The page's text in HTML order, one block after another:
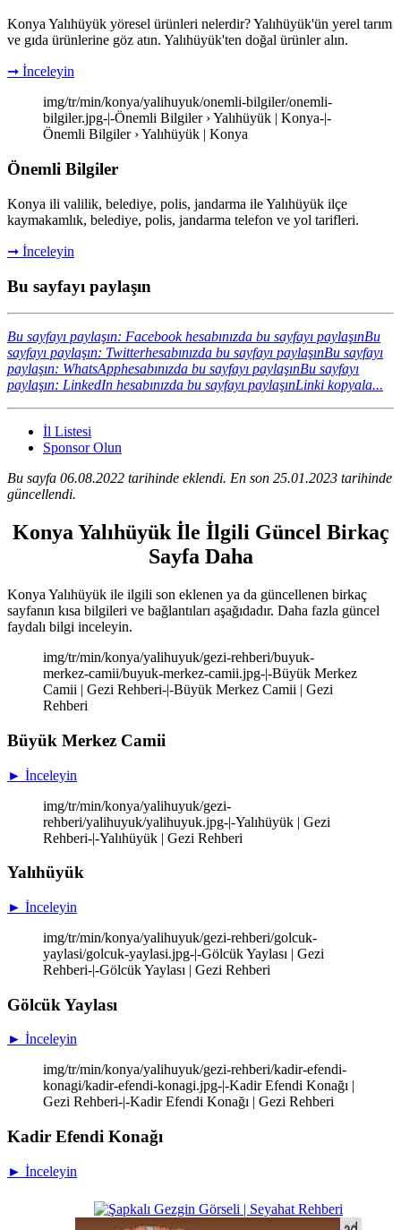
Konya Yalıhüyük yöresel ürünleri nelerdir? Yalıhüyük'ün yerel tarım
ve gıda ürünlerine göz atın. Yalıhüyük'ten doğal ürünler alın.
➞ İnceleyin
img/tr/min/konya/yalihuyuk/onemli-bilgiler/onemli-
bilgiler.jpg-|-Önemli Bilgiler › Yalıhüyük | Konya-|-
Önemli Bilgiler › Yalıhüyük | Konya
Önemli Bilgiler
Konya ili valilik, belediye, polis, jandarma ile Yalıhüyük ilçe
kaymakamlık, belediye, polis, jandarma telefon ve yol tarifleri.
➞ İnceleyin
Bu sayfayı paylaşın
Bu sayfayı paylaşın: Facebook hesabınızda bu sayfayı paylaşınBu
sayfayı paylaşın: Twitterhesabınızda bu sayfayı paylaşınBu sayfayı
paylaşın: WhatsApphesabınızda bu sayfayı paylaşınBu sayfayı
paylaşın: LinkedIn hesabınızda bu sayfayı paylaşınLinki kopyala...
İl Listesi
Sponsor Olun
Bu sayfa 06.08.2022 tarihinde eklendi. En son 25.01.2023 tarihinde
güncellendi.
Konya Yalıhüyük İle İlgili Güncel Birkaç
Sayfa Daha
Konya Yalıhüyük ile ilgili son eklenen ya da güncellenen birkaç
sayfanın kısa bilgileri ve bağlantıları aşağıdadır. Daha fazla güncel
faydalı bilgi inceleyin.
img/tr/min/konya/yalihuyuk/gezi-rehberi/buyuk-
merkez-camii/buyuk-merkez-camii.jpg-|-Büyük Merkez
Camii | Gezi Rehberi-|-Büyük Merkez Camii | Gezi
Rehberi
Büyük Merkez Camii
► İnceleyin
img/tr/min/konya/yalihuyuk/gezi-
rehberi/yalihuyuk/yalihuyuk.jpg-|-Yalıhüyük | Gezi
Rehberi-|-Yalıhüyük | Gezi Rehberi
Yalıhüyük
► İnceleyin
img/tr/min/konya/yalihuyuk/gezi-rehberi/golcuk-
yaylasi/golcuk-yaylasi.jpg-|-Gölcük Yaylası | Gezi
Rehberi-|-Gölcük Yaylası | Gezi Rehberi
Gölcük Yaylası
► İnceleyin
img/tr/min/konya/yalihuyuk/gezi-rehberi/kadir-efendi-
konagi/kadir-efendi-konagi.jpg-|-Kadir Efendi Konağı |
Gezi Rehberi-|-Kadir Efendi Konağı | Gezi Rehberi
Kadir Efendi Konağı
► İnceleyin